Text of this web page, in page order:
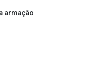
armação